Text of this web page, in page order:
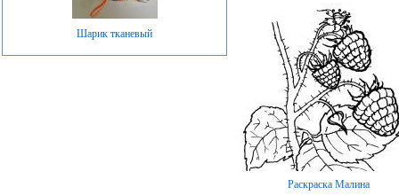
Шарик тканевый
Раскраска Малина